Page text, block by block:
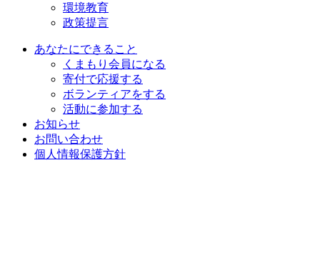
環境教育
政策提言
あなたにできること
くまもり会員になる
寄付で応援する
ボランティアをする
活動に参加する
お知らせ
お問い合わせ
個人情報保護方針